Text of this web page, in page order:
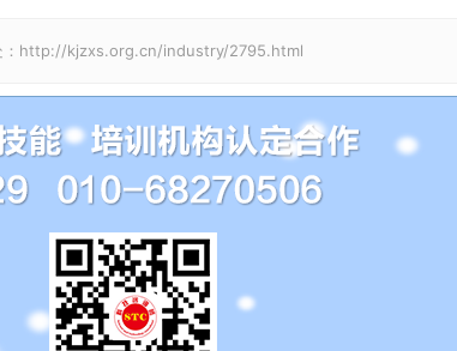
：http://kjzxs.org.cn/industry/2795.html